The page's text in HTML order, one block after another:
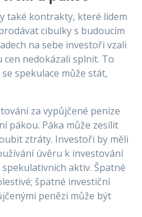
také kontrakty, které lidem
cibulky s budoucím
na sebe investoři vzali
nedokázali splnit. To
spekulace může stát,
za vypůjčené peníze
pákou. Páka může zesílit
ztráty. Investoři by měli
úvěru k investování
aktiv. Špatné
špatné investiční
penězi může být